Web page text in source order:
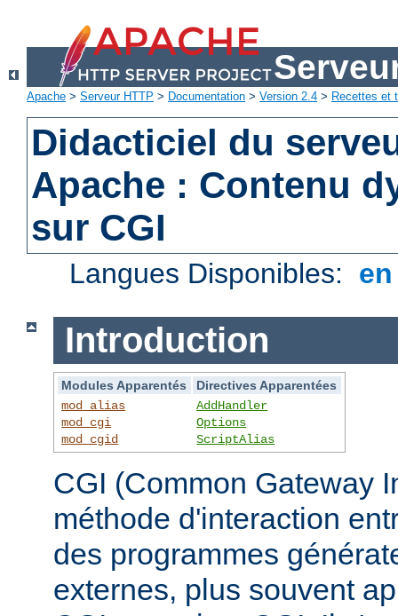
Apache > Serveur HTTP > Documentation > Version 2.4 > Recettes et
Didacticiel du
Apache : Contenu
sur CGI
Langues Disponibles:
Introduction
Modules Apparentés
Directives Apparentées
mod_alias
mod_cgi
mod_cgid
AddHandler
Options
ScriptAlias
CGI (Common Gateway
méthode d'interaction
des programmes
externes, plus souvent